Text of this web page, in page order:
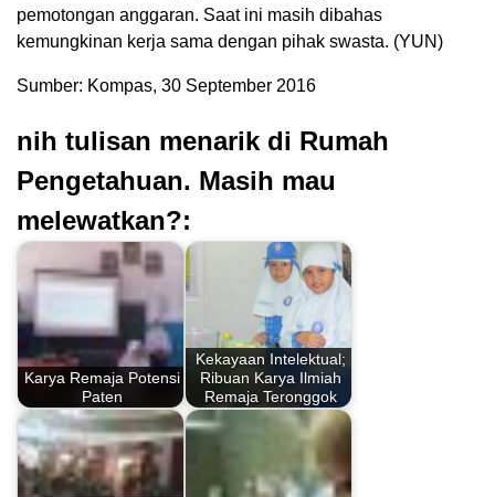
pemotongan anggaran. Saat ini masih dibahas
kemungkinan kerja sama dengan pihak swasta. (YUN)
Sumber: Kompas, 30 September 2016
nih tulisan menarik di Rumah
Pengetahuan. Masih mau
melewatkan?:
Karya Remaja Potensi
Paten
Kekayaan Intelektual;
Ribuan Karya Ilmiah
Remaja Teronggok